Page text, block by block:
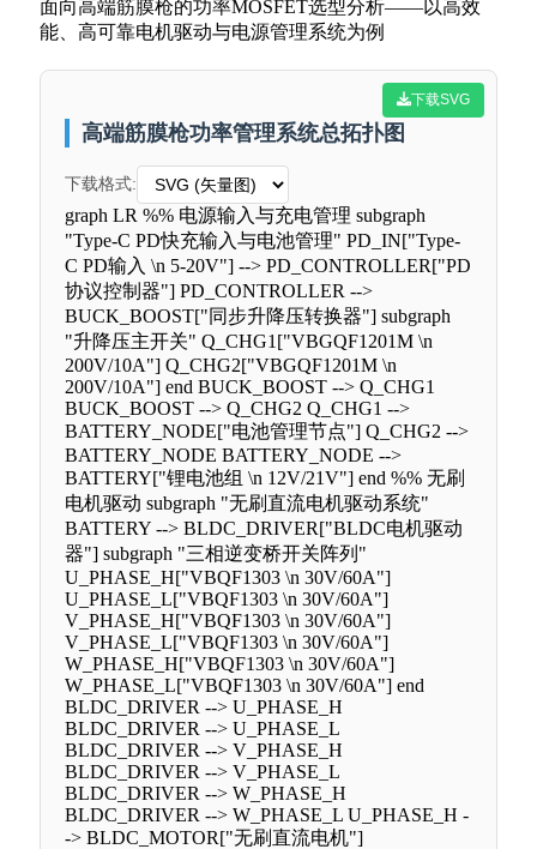
面向高端筋膜枪的功率MOSFET选型分析——以高效
能、高可靠电机驱动与电源管理系统为例
下载SVG
高端筋膜枪功率管理系统总拓扑图
下载格式:
graph LR %% 电源输入与充电管理 subgraph
"Type-C PD快充输入与电池管理" PD_IN["Type-
C PD输入 \n 5-20V"] --> PD_CONTROLLER["PD
协议控制器"] PD_CONTROLLER -->
BUCK_BOOST["同步升降压转换器"] subgraph
"升降压主开关" Q_CHG1["VBGQF1201M \n
200V/10A"] Q_CHG2["VBGQF1201M \n
200V/10A"] end BUCK_BOOST --> Q_CHG1
BUCK_BOOST --> Q_CHG2 Q_CHG1 -->
BATTERY_NODE["电池管理节点"] Q_CHG2 -->
BATTERY_NODE BATTERY_NODE -->
BATTERY["锂电池组 \n 12V/21V"] end %% 无刷
电机驱动 subgraph "无刷直流电机驱动系统"
BATTERY --> BLDC_DRIVER["BLDC电机驱动
器"] subgraph "三相逆变桥开关阵列"
U_PHASE_H["VBQF1303 \n 30V/60A"]
U_PHASE_L["VBQF1303 \n 30V/60A"]
V_PHASE_H["VBQF1303 \n 30V/60A"]
V_PHASE_L["VBQF1303 \n 30V/60A"]
W_PHASE_H["VBQF1303 \n 30V/60A"]
W_PHASE_L["VBQF1303 \n 30V/60A"] end
BLDC_DRIVER --> U_PHASE_H
BLDC_DRIVER --> U_PHASE_L
BLDC_DRIVER --> V_PHASE_H
BLDC_DRIVER --> V_PHASE_L
BLDC_DRIVER --> W_PHASE_H
BLDC_DRIVER --> W_PHASE_L U_PHASE_H -
-> BLDC_MOTOR["无刷直流电机"]